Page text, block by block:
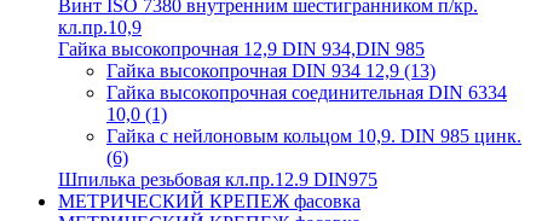
Винт ISO 7380 внутренним шестигранником п/кр.
кл.пр.10,9
Гайка высокопрочная 12,9 DIN 934,DIN 985
Гайка высокопрочная DIN 934 12,9 (13)
Гайка высокопрочная соединительная DIN 6334
10,0 (1)
Гайка с нейлоновым кольцом 10,9. DIN 985 цинк.
(6)
Шпилька резьбовая кл.пр.12.9 DIN975
МЕТРИЧЕСКИЙ КРЕПЕЖ фасовка